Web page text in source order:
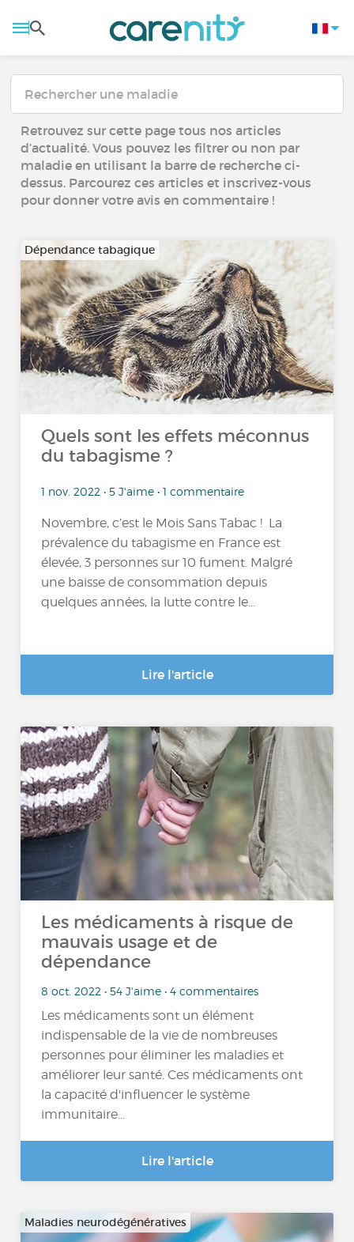
Retrouvez sur cette page tous nos articles
d’actualité. Vous pouvez les filtrer ou non par
maladie en utilisant la barre de recherche ci-
dessus. Parcourez ces articles et inscrivez-vous
pour donner votre avis en commentaire !
Dépendance tabagique
Quels sont les effets méconnus
du tabagisme ?
1 nov. 2022 • 5 J'aime • 1 commentaire
Novembre, c’est le Mois Sans Tabac ! La
prévalence du tabagisme en France est
élevée, 3 personnes sur 10 fument. Malgré
une baisse de consommation depuis
quelques années, la lutte contre le...
Lire l'article
Les médicaments à risque de
mauvais usage et de
dépendance
8 oct. 2022 • 54 J'aime • 4 commentaires
Les médicaments sont un élément
indispensable de la vie de nombreuses
personnes pour éliminer les maladies et
améliorer leur santé. Ces médicaments ont
la capacité d'influencer le système
immunitaire...
Lire l'article
Maladies neurodégénératives